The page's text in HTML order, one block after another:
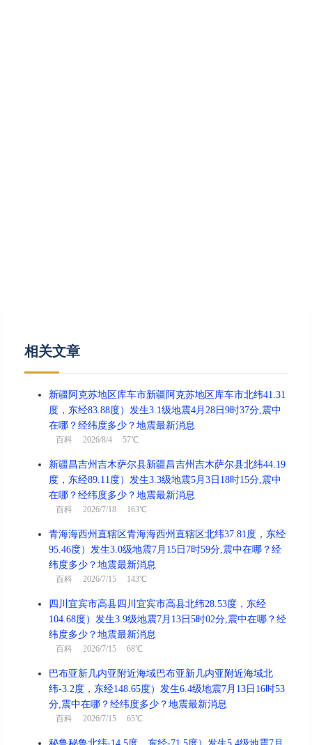
相关文章
新疆阿克苏地区库车市新疆阿克苏地区库车市北纬41.31
度，东经83.88度）发生3.1级地震4月28日9时37分,震中
在哪？经纬度多少？地震最新消息
百科 2026/8/4 57℃
新疆昌吉州吉木萨尔县新疆昌吉州吉木萨尔县北纬44.19
度，东经89.11度）发生3.3级地震5月3日18时15分,震中
在哪？经纬度多少？地震最新消息
百科 2026/7/18 163℃
青海海西州直辖区青海海西州直辖区北纬37.81度，东经
95.46度）发生3.0级地震7月15日7时59分,震中在哪？经
纬度多少？地震最新消息
百科 2026/7/15 143℃
四川宜宾市高县四川宜宾市高县北纬28.53度，东经
104.68度）发生3.9级地震7月13日5时02分,震中在哪？经
纬度多少？地震最新消息
百科 2026/7/15 68℃
巴布亚新几内亚附近海域巴布亚新几内亚附近海域北
纬-3.2度，东经148.65度）发生6.4级地震7月13日16时53
分,震中在哪？经纬度多少？地震最新消息
百科 2026/7/15 65℃